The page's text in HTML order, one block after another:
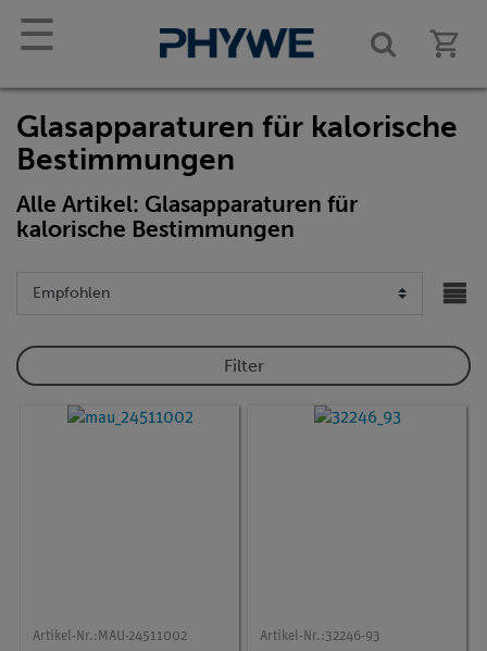
☰
Glasapparaturen für kalorische
Bestimmungen
Alle Artikel: Glasapparaturen für
kalorische Bestimmungen
Filter
Artikel-Nr.: MAU-24511002 Artikel-Nr.:32246-93